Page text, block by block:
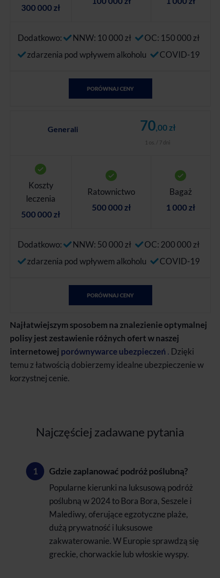
300 000 zł
Dodatkowo: NNW: 10 000 zł
OC: 150 000 zł
zdarzenia pod wpływem alkoholu
COVID-19
PORÓWNAJ CENY
Generali 70,00 zł
1 os. / 7 dni
Koszty
leczenia
500 000 zł
Ratownictwo
500 000 zł
Bagaż
1 000 zł
Dodatkowo: NNW: 50 000 zł
OC: 200 000 zł
zdarzenia pod wpływem alkoholu
COVID-19
PORÓWNAJ CENY
Najłatwiejszym sposobem na znalezienie optymalnej
polisy jest zestawienie różnych ofert w naszej
internetowej porównywarce ubezpieczeń . Dzięki
temu z łatwością dobierzemy idealne ubezpieczenie w
korzystnej cenie.
Najczęściej zadawane pytania
Gdzie zaplanować podróż poślubną?
Popularne kierunki na luksusową podróż
poślubną w 2024 to Bora Bora, Seszele i
Malediwy, oferujące egzotyczne plaże,
dużą prywatność i luksusowe
zakwaterowanie. W Europie sprawdzą się
greckie, chorwackie lub włoskie wyspy.